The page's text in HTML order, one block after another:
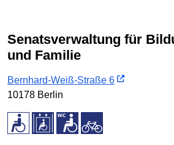
Senatsverwaltung für Bildung, Jugend
und Familie
Bernhard-Weiß-Straße 6
10178 Berlin